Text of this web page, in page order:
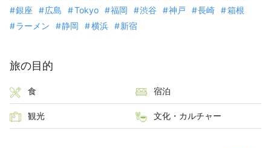
銀座
広島 Tokyo 福岡 渋谷 神戸 長崎
箱根
ラーメン
静岡 横浜 新宿
旅の目的
食 宿泊
観光 文化・カルチャー